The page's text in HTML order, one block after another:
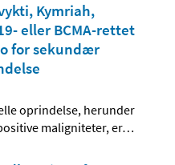
Kymriah,
eller BCMA-rettet
for sekundær
oprindelse, herunder
maligniteter, er…